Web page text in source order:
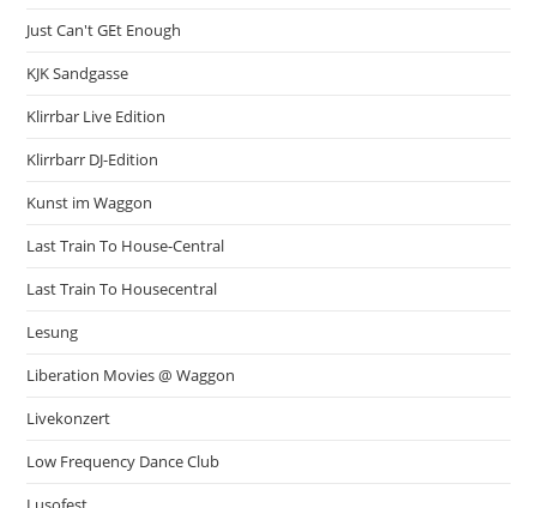
Just Can't GEt Enough
KJK Sandgasse
Klirrbar Live Edition
Klirrbarr DJ-Edition
Kunst im Waggon
Last Train To House-Central
Last Train To Housecentral
Lesung
Liberation Movies @ Waggon
Livekonzert
Low Frequency Dance Club